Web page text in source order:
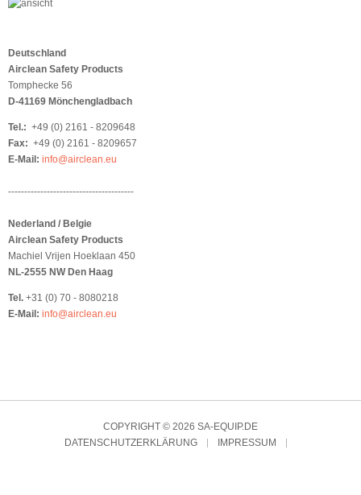
Deutschland
Airclean Safety Products
Tomphecke 56
D-41169 Mönchengladbach
Tel.: +49 (0) 2161 - 8209648
Fax: +49 (0) 2161 - 8209657
E-Mail: info@airclean.eu
---------------------------------------
Nederland / Belgie
Airclean Safety Products
Machiel Vrijen Hoeklaan 450
NL-2555 NW Den Haag
Tel. +31 (0) 70 - 8080218
E-Mail: info@airclean.eu
COPYRIGHT © 2026 SA-EQUIP.DE
DATENSCHUTZERKLÄRUNG
IMPRESSUM